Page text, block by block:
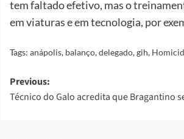
tem faltado efetivo, mas o
em viaturas e em tecnologia, por
Tags: anápolis, balanço,delegado,gih,
Post
navigation
Previous:
Técnico do Galo acredita que Bragantino